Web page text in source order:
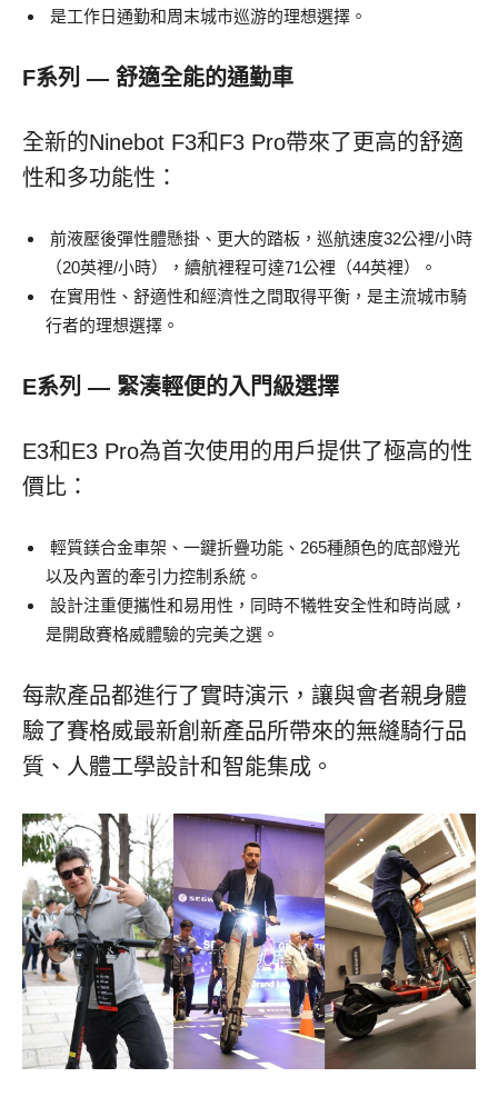
是工作日通勤和周末城市巡游的理想選擇。
F系列 — 舒適全能的通勤車
全新的Ninebot F3和F3 Pro帶來了更高的舒適
性和多功能性：
前液壓後彈性體懸掛、更大的踏板，巡航速度32公裡/小時
（20英裡/小時），續航裡程可達71公裡（44英裡）。
在實用性、舒適性和經濟性之間取得平衡，是主流城市騎
行者的理想選擇。
E系列 — 緊湊輕便的入門級選擇
E3和E3 Pro為首次使用的用戶提供了極高的性
價比：
輕質鎂合金車架、一鍵折疊功能、265種顏色的底部燈光
以及內置的牽引力控制系統。
設計注重便攜性和易用性，同時不犧牲安全性和時尚感，
是開啟賽格威體驗的完美之選。
每款產品都進行了實時演示，讓與會者親身體
驗了賽格威最新創新產品所帶來的無縫騎行品
質、人體工學設計和智能集成。